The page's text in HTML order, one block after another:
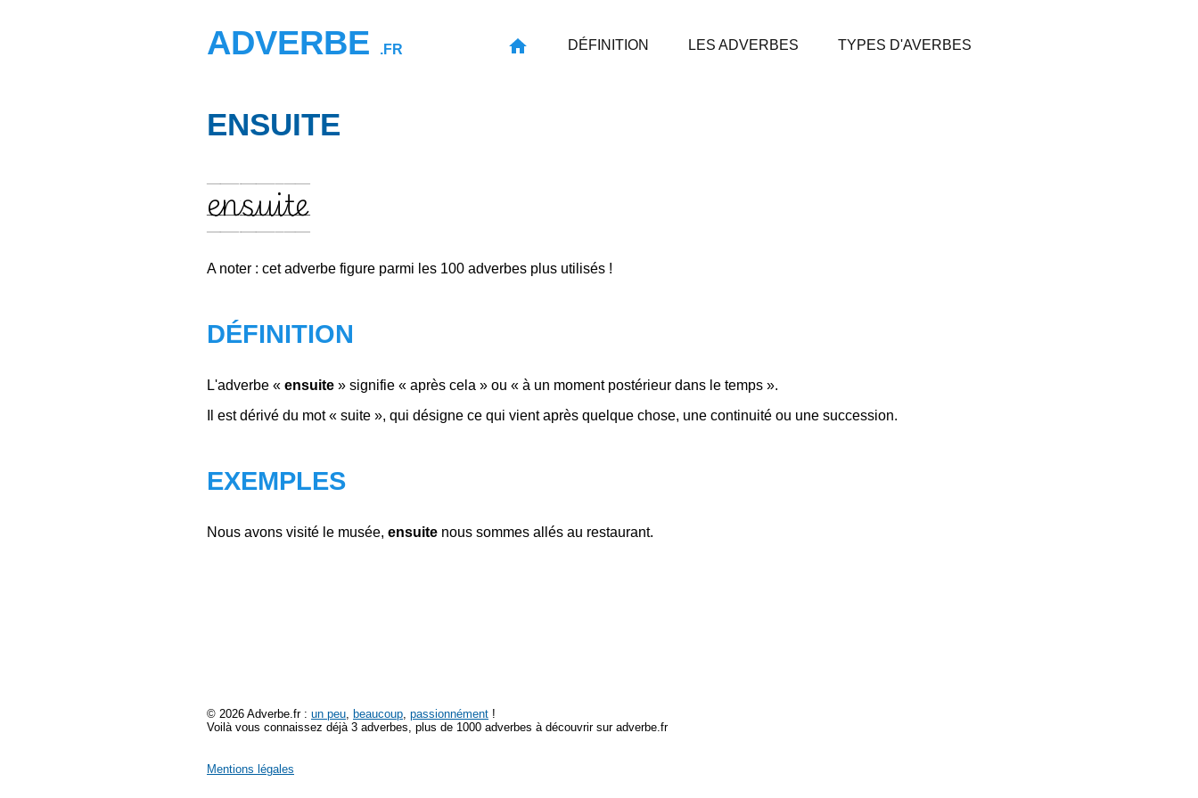
ADVERBE .FR DÉFINITION LES ADVERBES TYPES D'AVERBES
ENSUITE
ensuite
A noter : cet adverbe figure parmi les 100 adverbes plus utilisés !
DÉFINITION
L'adverbe « ensuite » signifie « après cela » ou « à un moment postérieur dans le temps ».
Il est dérivé du mot « suite », qui désigne ce qui vient après quelque chose, une continuité ou une succession.
EXEMPLES
Nous avons visité le musée, ensuite nous sommes allés au restaurant.
© 2026 Adverbe.fr : un peu, beaucoup, passionnément !
Voilà vous connaissez déjà 3 adverbes, plus de 1000 adverbes à découvrir sur adverbe.fr
Mentions légales